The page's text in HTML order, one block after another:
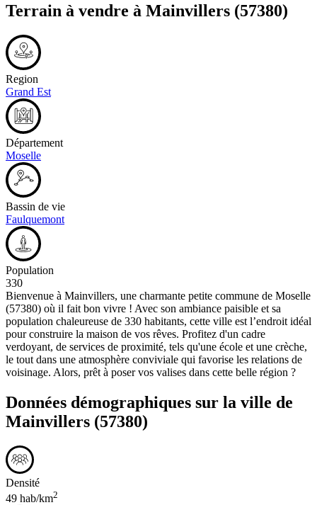
Terrain à vendre à Mainvillers (57380)
Region
Grand Est
Département
Moselle
Bassin de vie
Faulquemont
Population
330
Bienvenue à Mainvillers, une charmante petite commune de Moselle
(57380) où il fait bon vivre ! Avec son ambiance paisible et sa
population chaleureuse de 330 habitants, cette ville est l’endroit idéal
pour construire la maison de vos rêves. Profitez d'un cadre
verdoyant, de services de proximité, tels qu'une école et une crèche,
le tout dans une atmosphère conviviale qui favorise les relations de
voisinage. Alors, prêt à poser vos valises dans cette belle région ?
Données démographiques sur la ville de
Mainvillers (57380)
Densité
49 hab/km2